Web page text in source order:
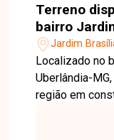
Terreno
bairro
MGJardim
Localizado no
Uberlândia-
região em
acesso às